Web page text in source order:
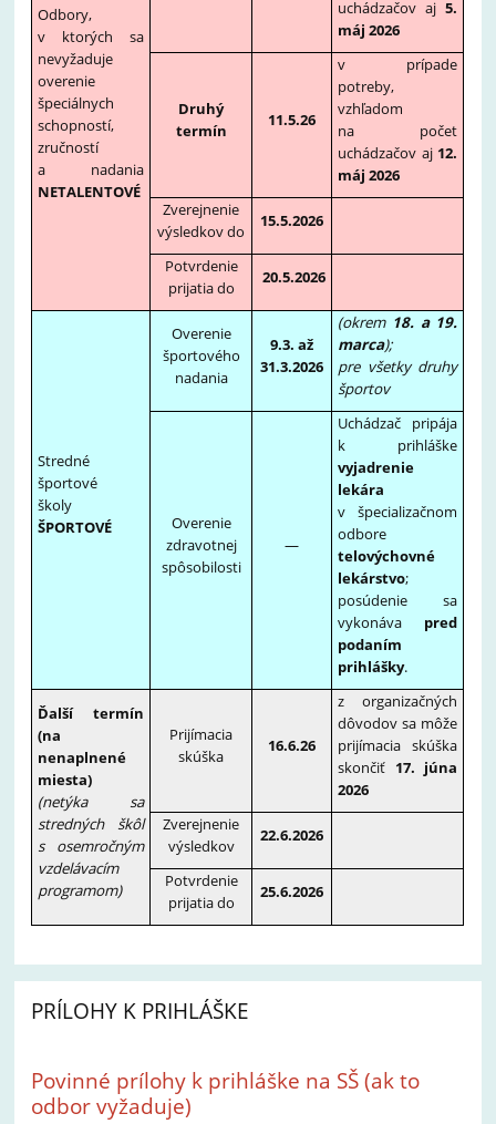
Odbory,
v ktorých sa
nevyžaduje
overenie
špeciálnych
schopností,
zručností
a nadania
NETALENTOVÉ
uchádzačov aj5.
máj 2026
Druhý
termín
11.5.26
v prípade
potreby,
vzhľadom
na počet
uchádzačov aj 12.
máj 2026
Zverejnenie
výsledkov do
15.5.2026
Potvrdenie
prijatia do
20.5.2026
Stredné
športové
školy
ŠPORTOVÉ
Overenie
športového
nadania
9.3. až
31.3.2026
(okrem 18. a 19.
marca);
pre všetky druhy
športov
Overenie
zdravotnej
spôsobilosti
—
Uchádzač pripája
k prihláške
vyjadrenie
lekára
v špecializačnom
odbore
telovýchovné
lekárstvo;
posúdenie sa
vykonáva pred
podaním
prihlášky.
Ďalší termín
(na
nenaplnené
miesta)
(netýka sa
stredných škôl
s osemročným
vzdelávacím
programom)
Prijímacia
skúška
16.6.26
z organizačných
dôvodov sa môže
prijímacia skúška
skončiť 17. júna
2026
Zverejnenie
výsledkov
22.6.2026
Potvrdenie
prijatia do
25.6.2026
PRÍLOHY K PRIHLÁŠKE
Povinné prílohy k prihláške na SŠ (ak to
odbor vyžaduje)